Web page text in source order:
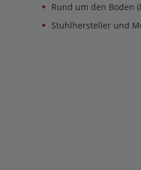
Rund um den Boden
Stuhlhersteller und